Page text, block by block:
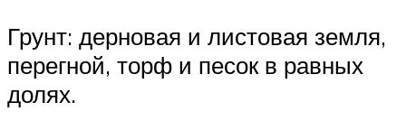
Грунт: дерновая и листовая земля,
перегной, торф и песок в равных
долях.